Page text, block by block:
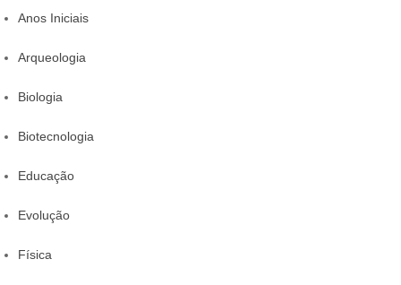
Anos Iniciais
Arqueologia
Biologia
Biotecnologia
Educação
Evolução
Física